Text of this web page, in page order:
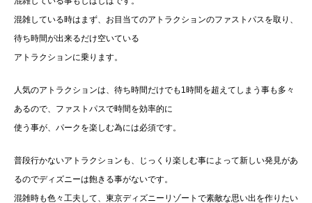
混雑している時はまず、お目当てのアトラクションのファストパスを取り、
待ち時間が出来るだけ空いている
アトラクションに乗ります。
人気のアトラクションは、待ち時間だけでも1時間を超えてしまう事も多々
あるので、ファストパスで時間を効率的に
使う事が、パークを楽しむ為には必須です。
普段行かないアトラクションも、じっくり楽しむ事によって新しい発見があ
るのでディズニーは飽きる事がないです。
混雑時も色々工夫して、東京ディズニーリゾートで素敵な思い出を作りたい